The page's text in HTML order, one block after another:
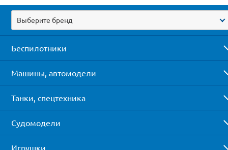
Выберите бренд
Беспилотники
Машины, автомодели
Танки, спецтехника
Судомодели
Игрушки